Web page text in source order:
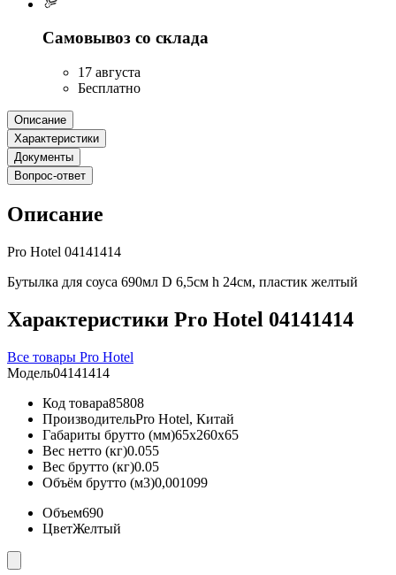
Самовывоз со склада
17 августа
Бесплатно
Описание
Характеристики
Документы
Вопрос-ответ
Описание
Pro Hotel 04141414
Бутылка для соуса 690мл D 6,5см h 24см, пластик желтый
Характеристики Pro Hotel 04141414
Все товары Pro Hotel
Модель04141414
Код товара85808
ПроизводительPro Hotel, Китай
Габариты брутто (мм)65x260x65
Вес нетто (кг)0.055
Вес брутто (кг)0.05
Объём брутто (м3)0,001099
Объем690
ЦветЖелтый